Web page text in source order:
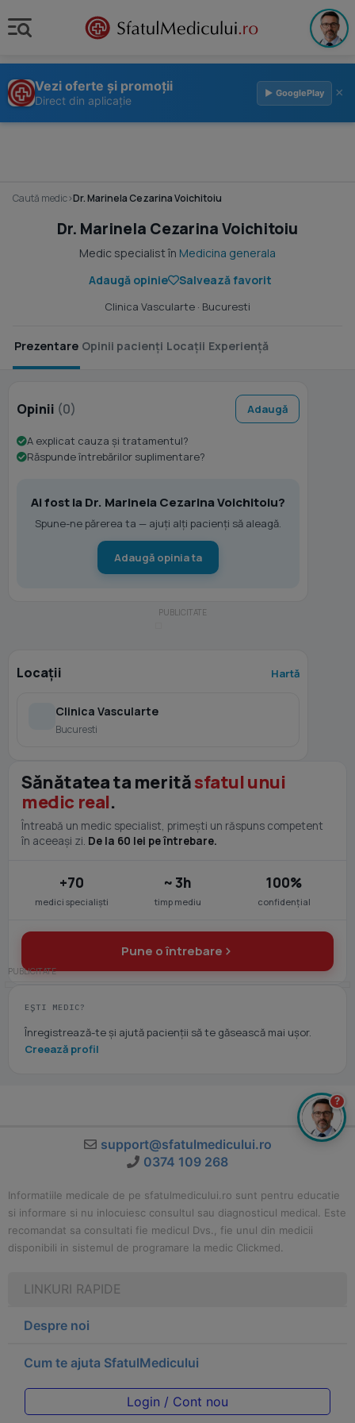
Vezi oferte și promoții
Direct din aplicație
▶ GooglePlay ×
Caută medic›Dr. Marinela Cezarina Voichitoiu
Dr. Marinela Cezarina Voichitoiu
Medic specialist în Medicina generala
Adaugă opinie
Salvează favorit
Clinica Vascularte · Bucuresti
Prezentare Opinii pacienți Locații Experiență
Opinii (0) Adaugă
A explicat cauza și tratamentul?
Răspunde întrebărilor suplimentare?
Ai fost la Dr. Marinela Cezarina Voichitoiu?
Spune-ne părerea ta — ajuți alți pacienți să aleagă.
Adaugă opinia ta
Locații Hartă
Clinica Vascularte
Bucuresti
Sănătatea ta merităsfatul unui
medic real.
Întreabă un medic specialist, primești un răspuns competent
în aceeași zi. De la 60 lei pe întrebare.
+70
medici specialiști
~ 3h
timp mediu
100%
confidențial
Pune o întrebare
EȘTI MEDIC?
Înregistrează-te și ajută pacienții să te găsească mai ușor.
Creează profil
support@sfatulmedicului.ro
0374 109 268
Informatiile medicale de pe sfatulmedicului.ro sunt pentru educatie
si informare si nu inlocuiesc consultul sau diagnosticul medical. Este
recomandat sa consultati fie medicul Dvs., fie unul din medicii
disponibili in sistemul de programare la medic Clickmed.
LINKURI RAPIDE
Despre noi
Cum te ajuta SfatulMedicului
Login / Cont nou
?